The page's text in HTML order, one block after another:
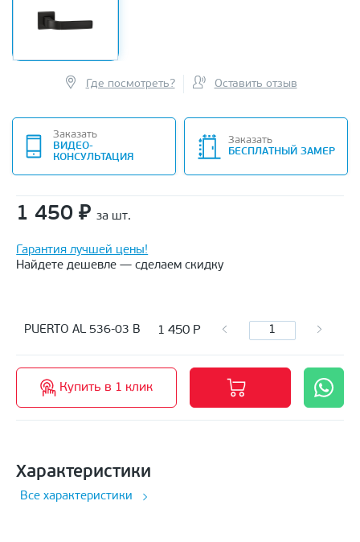
Где посмотреть? Оставить отзыв
Заказать
ВИДЕО-
КОНСУЛЬТАЦИЯ
Заказать
БЕСПЛАТНЫЙ ЗАМЕР
1 450 ₽ за шт.
Гарантия лучшей цены!
Найдете дешевле — сделаем скидку
PUERTO AL 536-03 B 1 450 Р
Купить в 1 клик
Характеристики
Все характеристики